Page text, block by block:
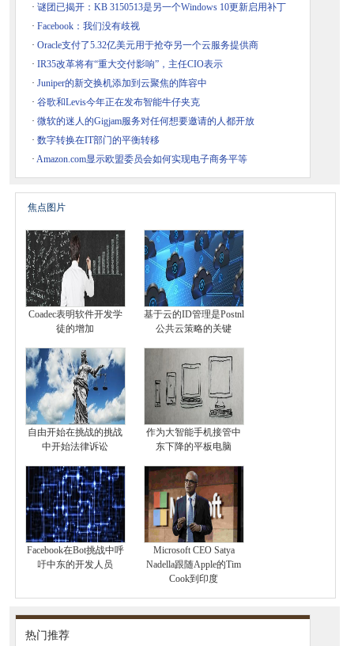
· 谜团已揭开：KB 3150513是另一个Windows 10更新启用补丁
· Facebook：我们没有歧视
· Oracle支付了5.32亿美元用于抢夺另一个云服务提供商
· IR35改革将有“重大交付影响”，主任CIO表示
· Juniper的新交换机添加到云聚焦的阵容中
· 谷歌和Levis今年正在发布智能牛仔夹克
· 微软的迷人的Gigjam服务对任何想要邀请的人都开放
· 数字转换在IT部门的平衡转移
· Amazon.com显示欧盟委员会如何实现电子商务平等
焦点图片
Coadec表明软件开发学
徒的增加
基于云的ID管理是Postnl
公共云策略的关键
自由开始在挑战的挑战
中开始法律诉讼
作为大智能手机接管中
东下降的平板电脑
Facebook在Bot挑战中呼
吁中东的开发人员
Microsoft CEO Satya
Nadella跟随Apple的Tim
Cook到印度
热门推荐